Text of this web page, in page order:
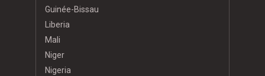
Guinée-Bissau
Liberia
Mali
Niger
Nigeria